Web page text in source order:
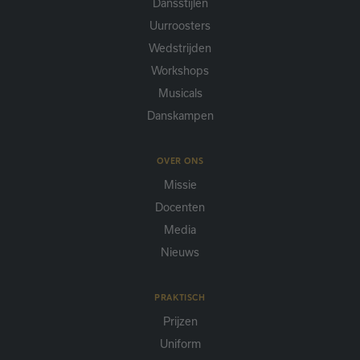
Dansstijlen
Uurroosters
Wedstrijden
Workshops
Musicals
Danskampen
OVER ONS
Missie
Docenten
Media
Nieuws
PRAKTISCH
Prijzen
Uniform